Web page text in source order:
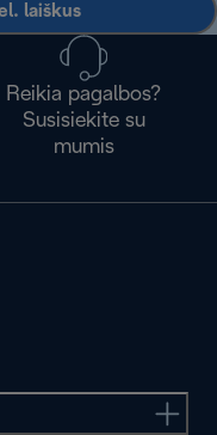
laiškus
Reikia pagalbos?
Susisiekite su
mumis